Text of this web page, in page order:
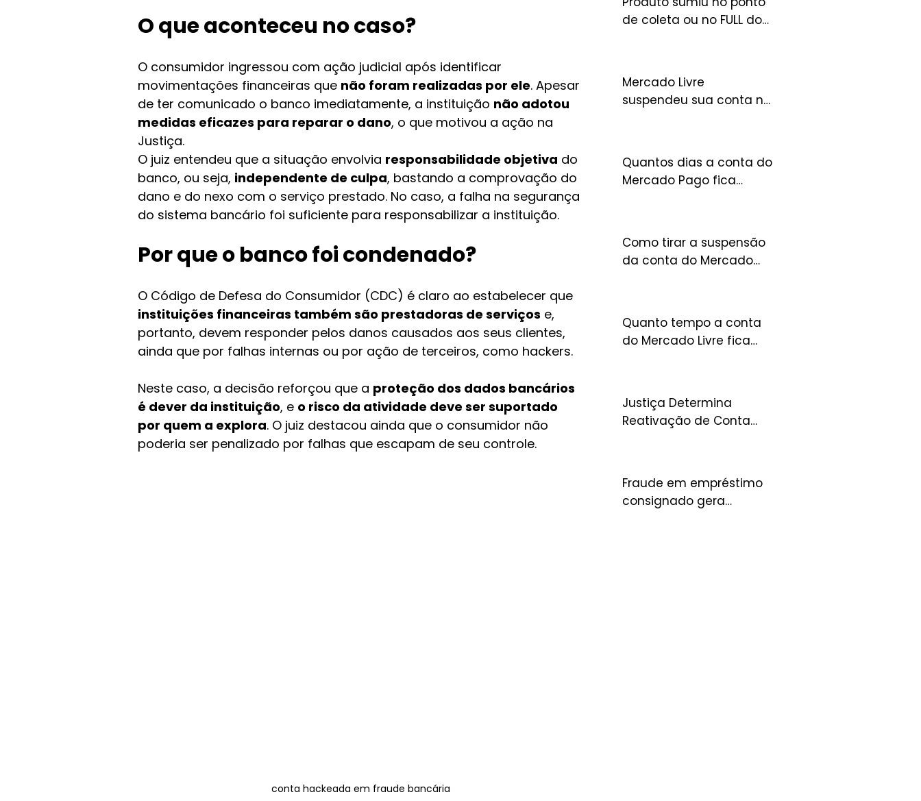
O que aconteceu no caso?
O consumidor ingressou com ação judicial após identificar
movimentações financeiras que não foram realizadas por ele. Apesar
de ter comunicado o banco imediatamente, a instituição não adotou
medidas eficazes para reparar o dano, o que motivou a ação na
Justiça.
O juiz entendeu que a situação envolvia responsabilidade objetiva do
banco, ou seja, independente de culpa, bastando a comprovação do
dano e do nexo com o serviço prestado. No caso, a falha na segurança
do sistema bancário foi suficiente para responsabilizar a instituição.
Por que o banco foi condenado?
O Código de Defesa do Consumidor (CDC) é claro ao estabelecer que
instituições financeiras também são prestadoras de serviços e,
portanto, devem responder pelos danos causados aos seus clientes,
ainda que por falhas internas ou por ação de terceiros, como hackers.
Neste caso, a decisão reforçou que a proteção dos dados bancários
é dever da instituição, e o risco da atividade deve ser suportado
por quem a explora. O juiz destacou ainda que o consumidor não
poderia ser penalizado por falhas que escapam de seu controle.
conta hackeada em fraude bancária
Ela
de coleta ou no FULL do
Mercado Livre
suspendeu sua conta no
estoque
Quantos dias a conta do
Mercado Pago fica
Como tirar a suspensão
da conta do Mercado
Quanto tempo a conta
do Mercado Livre fica
Justiça Determina
Reativação de Conta
Plataforma por Danos
Fraude em empréstimo
consignado gera